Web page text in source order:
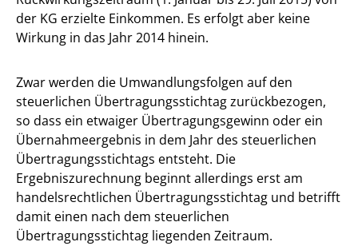
der KG erzielte Einkommen. Es erfolgt aber keine
Wirkung in das Jahr 2014 hinein.
Zwar werden die Umwandlungsfolgen auf den
steuerlichen Übertragungsstichtag zurückbezogen,
so dass ein etwaiger Übertragungsgewinn oder ein
Übernahmeergebnis in dem Jahr des steuerlichen
Übertragungsstichtags entsteht. Die
Ergebniszurechnung beginnt allerdings erst am
handelsrechtlichen Übertragungsstichtag und betrifft
damit einen nach dem steuerlichen
Übertragungsstichtag liegenden Zeitraum.